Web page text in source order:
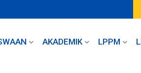
AKADEMIK LPPM